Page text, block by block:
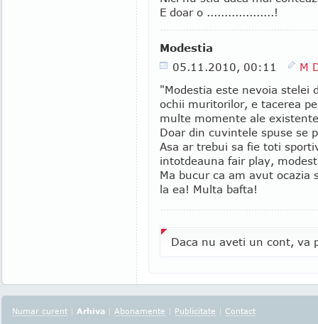
E doar o ...................!
Modestia
05.11.2010, 00:11
M
"Modestia este nevoia stelei
ochii muritorilor, e tacerea
multe momente ale
Doar din cuvintele spuse se
Asa ar trebui sa fie toti
intotdeauna fair play,
Ma bucur ca am avut ocazia
la ea! Multa bafta!
Daca nu aveti un cont, va
Numar curent | Arhiva | Abonamente | Publicitate | Contact